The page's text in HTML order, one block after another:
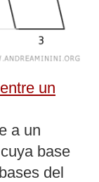
un
a un
base
del